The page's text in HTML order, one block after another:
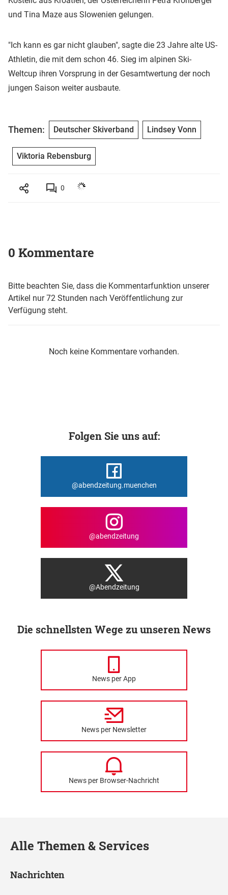
und Tina Maze aus Slowenien gelungen.
"Ich kann es gar nicht glauben", sagte die 23 Jahre alte US-
Athletin, die mit dem schon 46. Sieg im alpinen Ski-
Weltcup ihren Vorsprung in der Gesamtwertung der noch
jungen Saison weiter ausbaute.
Themen: Deutscher Skiverband Lindsey Vonn
Viktoria Rebensburg
0
0 Kommentare
Bitte beachten Sie, dass die Kommentarfunktion unserer
Artikel nur 72 Stunden nach Veröffentlichung zur
Verfügung steht.
Noch keine Kommentare vorhanden.
Folgen Sie uns auf:
@abendzeitung.muenchen
@abendzeitung
@Abendzeitung
Die schnellsten Wege zu unseren News
News per App
News per Newsletter
News per Browser-Nachricht
Alle Themen & Services
Nachrichten